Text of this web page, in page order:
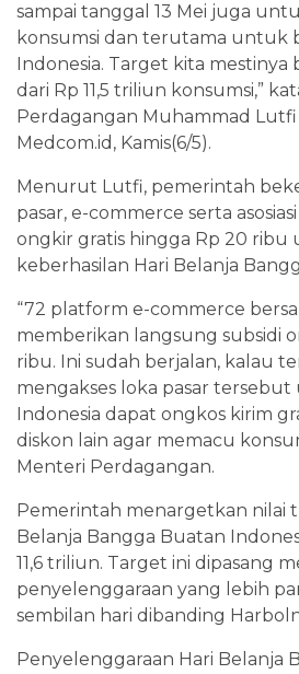
sampai tanggal 13 Mei juga
konsumsi dan terutama untuk
Indonesia. Target kita mestinya
dari Rp 11,5 triliun konsumsi,”
Perdagangan Muhammad Lutfi
Medcom.id, Kamis(6/5).
Menurut Lutfi, pemerintah
pasar, e-commerce serta
ongkir gratis hingga Rp 20
keberhasilan Hari Belanja
“72 platform e-commerce
memberikan langsung subsidi
ribu. Ini sudah berjalan, kalau
mengakses loka pasar
Indonesia dapat ongkos kirim
diskon lain agar memacu
Menteri Perdagangan.
Pemerintah menargetkan nilai
Belanja Bangga Buatan
11,6 triliun. Target ini dipasang
penyelenggaraan yang lebih
sembilan hari dibanding
Penyelenggaraan Hari Belanja